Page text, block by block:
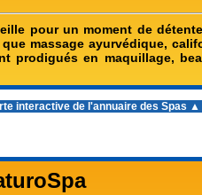
pour un moment de
massage ayurvédique,
prodigués en maquillage,
interactive de l'annuaire des Spas ▲